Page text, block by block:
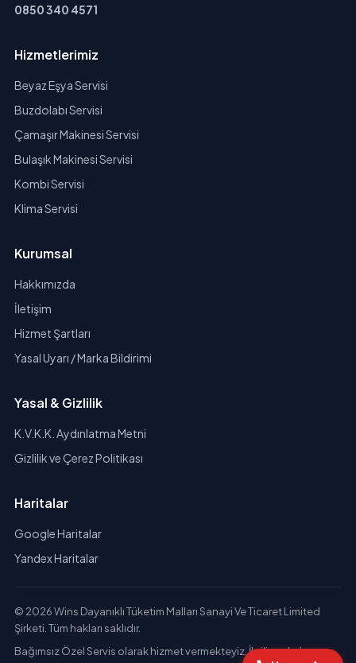
0850 340 4571
Hizmetlerimiz
Beyaz Eşya Servisi
Buzdolabı Servisi
Çamaşır Makinesi Servisi
Bulaşık Makinesi Servisi
Kombi Servisi
Klima Servisi
Kurumsal
Hakkımızda
İletişim
Hizmet Şartları
Yasal Uyarı / Marka Bildirimi
Yasal & Gizlilik
K.V.K.K. Aydınlatma Metni
Gizlilik ve Çerez Politikası
Haritalar
Google Haritalar
Yandex Haritalar
© 2026 Wins Dayanıklı Tüketim Malları Sanayi Ve Ticaret Limited
Şirketi. Tüm hakları saklıdır.
Bağımsız Özel Servis olarak hizmet vermekteyiz. İlgili markaların